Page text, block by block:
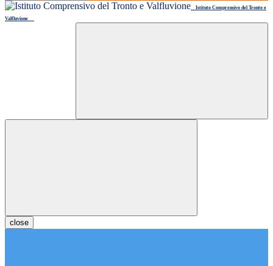
Istituto Comprensivo del Tronto e
Valfluvione
close